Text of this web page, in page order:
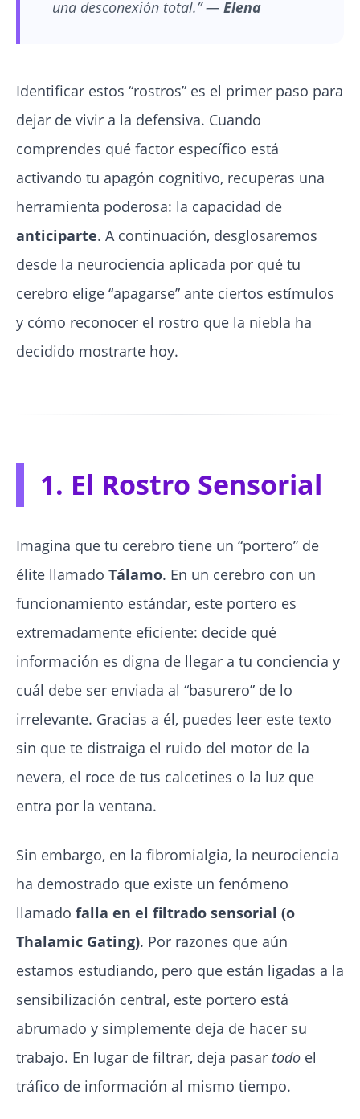
una desconexión total.” — Elena
Identificar estos “rostros” es el primer paso para
dejar de vivir a la defensiva. Cuando
comprendes qué factor específico está
activando tu apagón cognitivo, recuperas una
herramienta poderosa: la capacidad de
anticiparte. A continuación, desglosaremos
desde la neurociencia aplicada por qué tu
cerebro elige “apagarse” ante ciertos estímulos
y cómo reconocer el rostro que la niebla ha
decidido mostrarte hoy.
1. El Rostro Sensorial
Imagina que tu cerebro tiene un “portero” de
élite llamado Tálamo. En un cerebro con un
funcionamiento estándar, este portero es
extremadamente eficiente: decide qué
información es digna de llegar a tu conciencia y
cuál debe ser enviada al “basurero” de lo
irrelevante. Gracias a él, puedes leer este texto
sin que te distraiga el ruido del motor de la
nevera, el roce de tus calcetines o la luz que
entra por la ventana.
Sin embargo, en la fibromialgia, la neurociencia
ha demostrado que existe un fenómeno
llamado falla en el filtrado sensorial (o
Thalamic Gating). Por razones que aún
estamos estudiando, pero que están ligadas a la
sensibilización central, este portero está
abrumado y simplemente deja de hacer su
trabajo. En lugar de filtrar, deja pasar todo el
tráfico de información al mismo tiempo.